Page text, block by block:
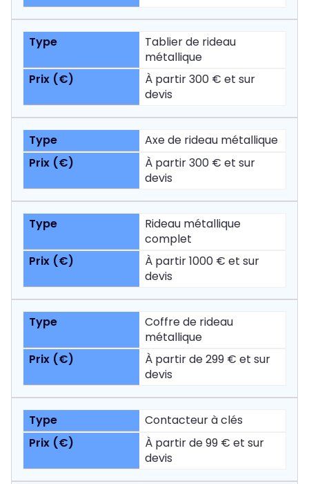
Tablier de rideau
métallique
À partir 300 € et sur
devis
Axe de rideau métallique
À partir 300 € et sur
devis
Rideau métallique
complet
À partir 1000 € et sur
devis
Coffre de rideau
métallique
À partir de 299 € et sur
devis
Contacteur à clés
À partir de 99 € et sur
devis